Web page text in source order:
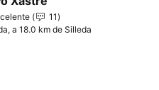
aos favoritos
11
a 18.0 km de Silleda